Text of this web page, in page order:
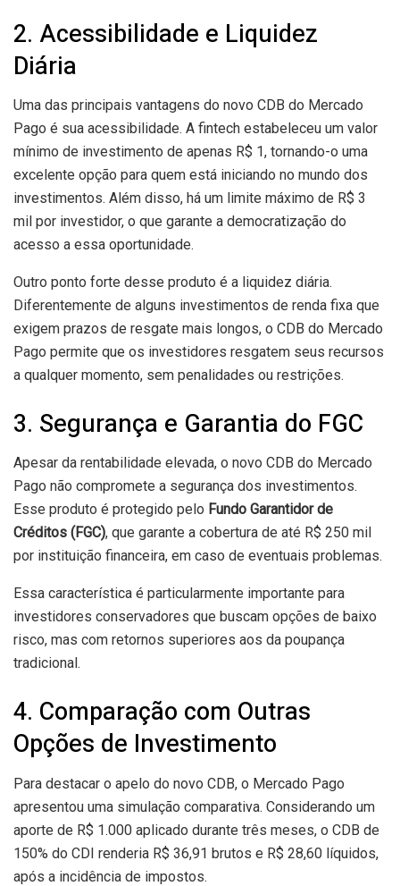
2. Acessibilidade e Liquidez
Diária
Uma das principais vantagens do novo CDB do Mercado
Pago é sua acessibilidade. A fintech estabeleceu um valor
mínimo de investimento de apenas R$ 1, tornando-o uma
excelente opção para quem está iniciando no mundo dos
investimentos. Além disso, há um limite máximo de R$ 3
mil por investidor, o que garante a democratização do
acesso a essa oportunidade.
Outro ponto forte desse produto é a liquidez diária.
Diferentemente de alguns investimentos de renda fixa que
exigem prazos de resgate mais longos, o CDB do Mercado
Pago permite que os investidores resgatem seus recursos
a qualquer momento, sem penalidades ou restrições.
3. Segurança e Garantia do FGC
Apesar da rentabilidade elevada, o novo CDB do Mercado
Pago não compromete a segurança dos investimentos.
Esse produto é protegido pelo Fundo Garantidor de
Créditos (FGC), que garante a cobertura de até R$ 250 mil
por instituição financeira, em caso de eventuais problemas.
Essa característica é particularmente importante para
investidores conservadores que buscam opções de baixo
risco, mas com retornos superiores aos da poupança
tradicional.
4. Comparação com Outras
Opções de Investimento
Para destacar o apelo do novo CDB, o Mercado Pago
apresentou uma simulação comparativa. Considerando um
aporte de R$ 1.000 aplicado durante três meses, o CDB de
150% do CDI renderia R$ 36,91 brutos e R$ 28,60 líquidos,
após a incidência de impostos.